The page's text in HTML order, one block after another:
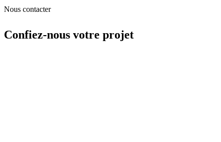
Nous contacter
Confiez-nous votre projet